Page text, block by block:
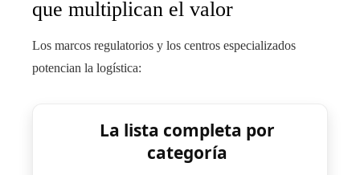
que multiplican el valor
Los marcos regulatorios y los centros especializados
potencian la logística:
La lista completa por
categoría